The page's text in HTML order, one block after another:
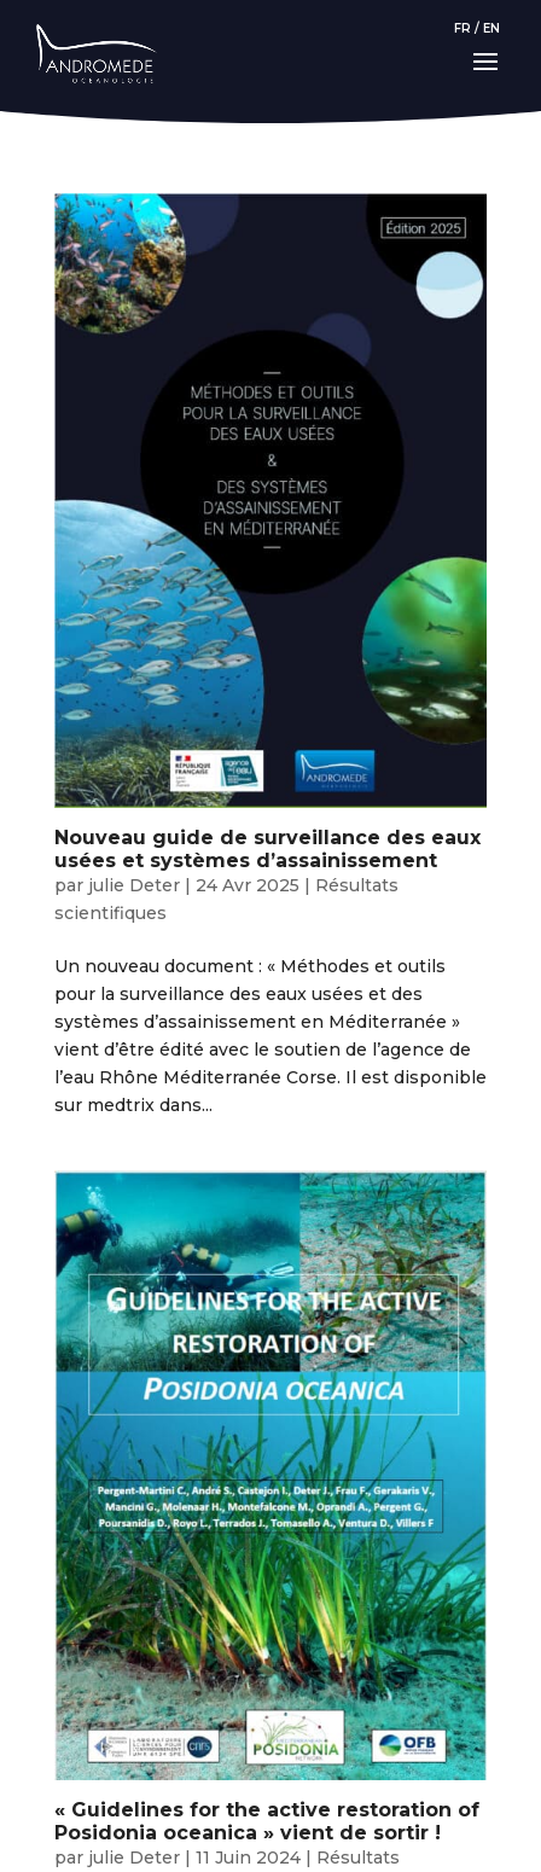
FR / EN
Nouveau guide de surveillance des eaux
usées et systèmes d’assainissement
par julie Deter| 24 Avr 2025 | Résultats
scientifiques
Un nouveau document : « Méthodes et outils
pour la surveillance des eaux usées et des
systèmes d’assainissement en Méditerranée »
vient d’être édité avec le soutien de l’agence de
l’eau Rhône Méditerranée Corse. Il est disponible
sur medtrix dans...
« Guidelines for the active restoration of
Posidonia oceanica » vient de sortir !
par julie Deter| 11 Juin 2024| Résultats